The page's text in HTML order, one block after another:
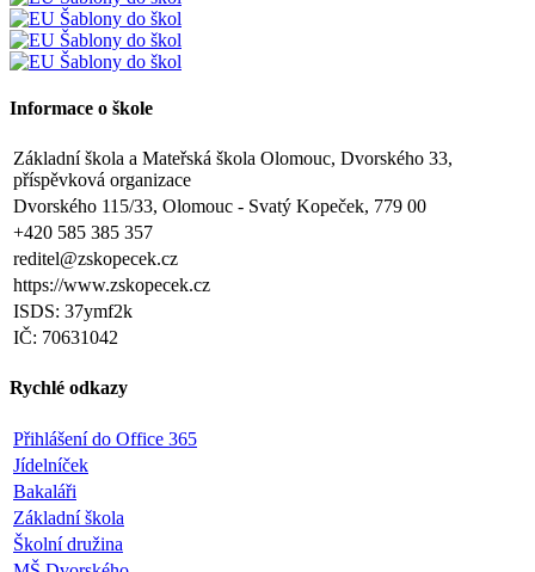
Informace o škole
Základní škola a Mateřská škola Olomouc, Dvorského 33,
příspěvková organizace
Dvorského 115/33, Olomouc - Svatý Kopeček, 779 00
+420 585 385 357
reditel@zskopecek.cz
https://www.zskopecek.cz
ISDS: 37ymf2k
IČ: 70631042
Rychlé odkazy
Přihlášení do Office 365
Jídelníček
Bakaláři
Základní škola
Školní družina